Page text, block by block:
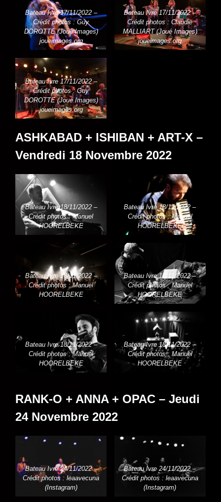
Bateau Ivre 17/11/2022 –
Crédit photos : Guy
DOROTTE (Joué Images)
joueimages.org
Bateau Ivre 17/11/2022 –
Crédit photos : Guy
DOROTTE (Joué Images)
joueimages.org
Bateau Ivre 17/11/2022 –
Crédit photos : Claudie
MALLIART (Joué Images)
joueimages.org
ASHKABAD + ISHIBAN + ART-X –
Vendredi 18 Novembre 2022
Bateau Ivre 18/11/2022 –
Crédit photos : Manuel
HOORELBEKE
Bateau Ivre 18/11/2022 –
Crédit photos : Manuel
HOORELBEKE
Bateau Ivre 18/11/2022 –
Crédit photos : Manuel
HOORELBEKE
Bateau Ivre 18/11/2022 –
Crédit photos : Manuel
HOORELBEKE
Bateau Ivre 18/11/2022 –
Crédit photos : Manuel
HOORELBEKE
Bateau Ivre 18/11/2022 –
Crédit photos : Manuel
HOORELBEKE
RANK-O + ANNA + OPAC – Jeudi
24 Novembre 2022
Bateau Ivre 24/11/2022 –
Crédit photos : leaavecuna
(Instagram)
Bateau Ivre 24/11/2022 –
Crédit photos : leaavecuna
(Instagram)